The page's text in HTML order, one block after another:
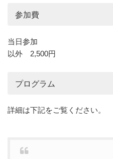
参加費
当日参加 医
以外 2,500円
プログラム
詳細は下記をご覧ください。